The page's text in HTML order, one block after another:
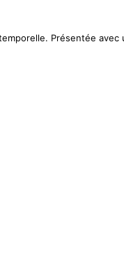
Présentée